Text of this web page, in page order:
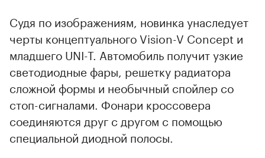
Судя по изображениям, новинка унаследует
черты концептуального Vision-V Concept и
младшего UNI-T. Автомобиль получит узкие
светодиодные фары, решетку радиатора
сложной формы и необычный спойлер со
стоп-сигналами. Фонари кроссовера
соединяются друг с другом с помощью
специальной диодной полосы.